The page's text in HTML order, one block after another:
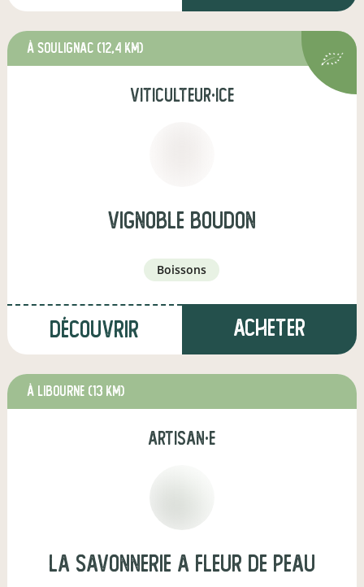
à Soulignac (12,4 km)
viticulteur·ice
vignoble boudon
boissons
Découvrir Acheter
à Libourne (13 km)
artisan·e
LA SAVONNERIE A FLEUR DE PEAU